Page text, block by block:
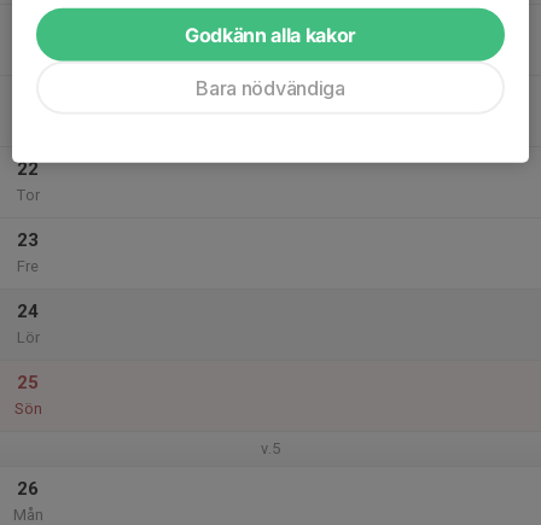
20
22
Tor
23
Fre
24
Lör
25
Sön
v.5
26
Mån
Godkänn alla kakor
Bara nödvändiga